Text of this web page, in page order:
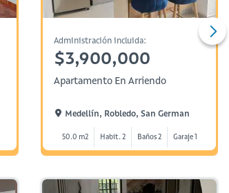
Administración incluida:
$3,900,000
Apartamento En Arriendo
Medellín, Robledo, San German
50.0 m2 Habit. 2 Baños 2 Garaje 1